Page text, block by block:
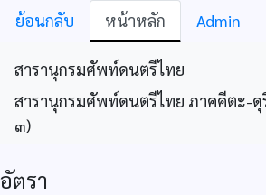
ย้อนกลับ หน้าหลัก Admin
สารานุกรมศัพท์ดนตรีไทย
สารานุกรมศัพท์ดนตรีไทย ภาคคีตะ-ดุ
๓)
อัตรา